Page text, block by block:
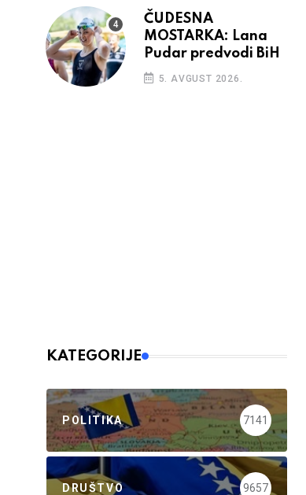
ČUDESNA
MOSTARKA: Lana
Pudar predvodi BiH
5. AVGUST 2026.
KATEGORIJE
POLITIKA 7141
DRUŠTVO 9657